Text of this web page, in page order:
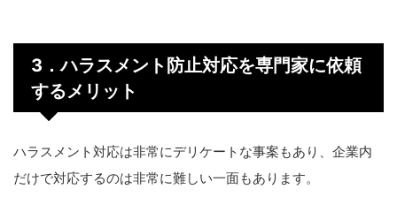
3 ．ハラスメント防止対応を専門家に依頼
するメリット
ハラスメント対応は非常にデリケートな事案もあり、企業内
だけで対応するのは非常に難しい一面もあります。